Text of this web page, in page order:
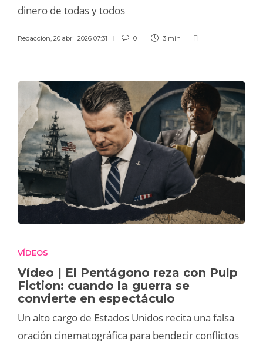
dinero de todas y todos
Redaccion 20 abril 2026 07:31 0 3 min
VÍDEOS
Vídeo | El Pentágono reza con Pulp
Fiction: cuando la guerra se
convierte en espectáculo
Un alto cargo de Estados Unidos recita una falsa
oración cinematográfica para bendecir conflictos